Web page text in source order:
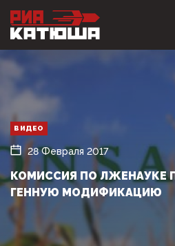
ВИДЕО
28 Февраля 2017
КОМИССИЯ ПО ЛЖЕНАУКЕ
ГЕННУЮ МОДИФИКАЦИЮ